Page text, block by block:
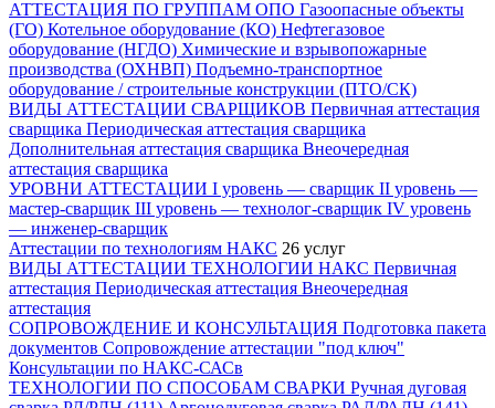
АТТЕСТАЦИЯ ПО ГРУППАМ ОПО Газоопасные объекты
(ГО) Котельное оборудование (КО) Нефтегазовое
оборудование (НГДО) Химические и взрывопожарные
производства (ОХНВП) Подъемно-транспортное
оборудование / строительные конструкции (ПТО/СК)
ВИДЫ АТТЕСТАЦИИ СВАРЩИКОВ Первичная аттестация
сварщика Периодическая аттестация сварщика
Дополнительная аттестация сварщика Внеочередная
аттестация сварщика
УРОВНИ АТТЕСТАЦИИ I уровень — сварщик II уровень —
мастер-сварщик III уровень — технолог-сварщик IV уровень
— инженер-сварщик
Аттестации по технологиям НАКС 26 услуг
ВИДЫ АТТЕСТАЦИИ ТЕХНОЛОГИИ НАКС Первичная
аттестация Периодическая аттестация Внеочередная
аттестация
СОПРОВОЖДЕНИЕ И КОНСУЛЬТАЦИЯ Подготовка пакета
документов Сопровождение аттестации "под ключ"
Консультации по НАКС-САСв
ТЕХНОЛОГИИ ПО СПОСОБАМ СВАРКИ Ручная дуговая